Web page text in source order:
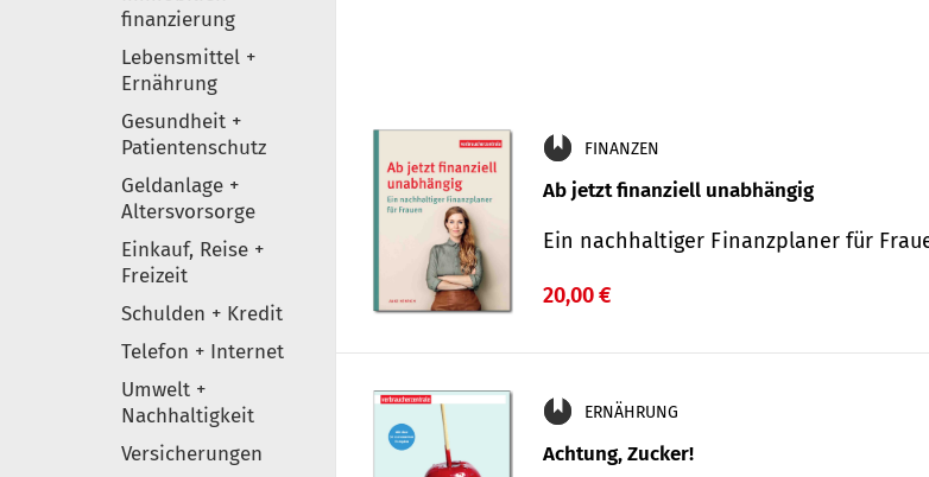
finanzierung
Lebensmittel +
Ernährung
Gesundheit +
Patientenschutz
Geldanlage +
Altersvorsorge
Einkauf, Reise +
Freizeit
Schulden + Kredit
Telefon + Internet
Umwelt +
Nachhaltigkeit
Versicherungen
FINANZEN
Ab jetzt finanziell unabhängig
Ein nachhaltiger Finanzplaner für
20,00 €
ERNÄHRUNG
Achtung, Zucker!